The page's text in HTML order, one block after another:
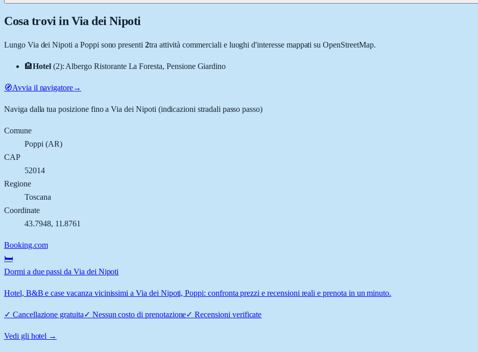
Cosa trovi in Via dei Nipoti
Lungo Via dei Nipoti a Poppi sono presenti 2tra attività commerciali e luoghi d'interesse mappati su OpenStreetMap.
🏨Hotel (2): Albergo Ristorante La Foresta, Pensione Giardino
🧭Avvia il navigatore→
Naviga dalla tua posizione fino aVia dei Nipoti (indicazioni stradali passo passo)
Comune
Poppi (AR)
CAP
52014
Regione
Toscana
Coordinate
43.7948, 11.8761
Booking.com
🛏️
Dormi a due passi da Via dei Nipoti
Hotel, B&B e case vacanza vicinissimi a Via dei Nipoti, Poppi: confronta prezzi e recensioni reali e prenota in un minuto.
✓ Cancellazione gratuita✓ Nessun costo di prenotazione✓Recensioni verificate
Vedi gli hotel →